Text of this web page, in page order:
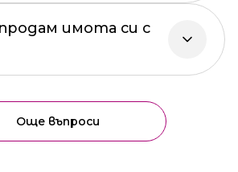
имота си с
Още въпроси